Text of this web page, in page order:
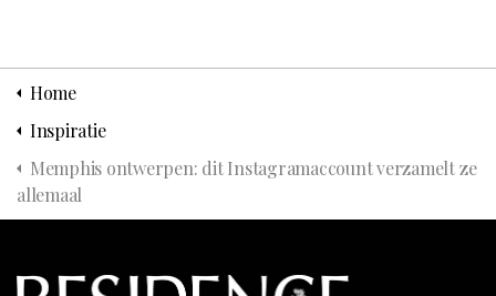
Home
Inspiratie
Memphis ontwerpen: dit Instagramaccount verzamelt ze
allemaal